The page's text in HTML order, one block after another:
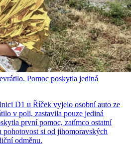
Pomoc poskytla jediná
D1 u Říček vyjelo osobní auto ze
v poli, zastavila pouze jediná
první pomoc, zatímco ostatní
si od jihomoravských
odměnu.